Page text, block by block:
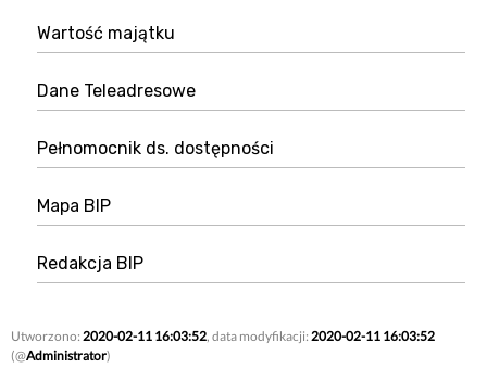
Wartość majątku
Dane Teleadresowe
Pełnomocnik ds. dostępności
Mapa BIP
Redakcja BIP
Utworzono: 2020-02-11 16:03:52, data modyfikacji: 2020-02-11 16:03:52
(@Administrator)